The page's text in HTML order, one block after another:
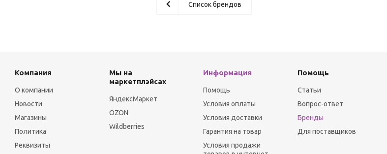
Список брендов
Компания
О компании
Новости
Магазины
Политика
Реквизиты
Мы на
маркетплэйсах
ЯндексМаркет
OZON
Wildberries
Информация
Помощь
Условия оплаты
Условия доставки
Гарантия на товар
Условия продажи
Помощь
Статьи
Вопрос-ответ
Бренды
Для поставщиков